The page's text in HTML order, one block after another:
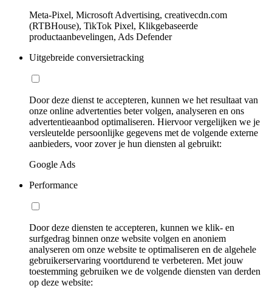
Meta-Pixel, Microsoft Advertising, creativecdn.com
(RTBHouse), TikTok Pixel, Klikgebaseerde
productaanbevelingen, Ads Defender
Uitgebreide conversietracking
Door deze dienst te accepteren, kunnen we het resultaat van
onze online advertenties beter volgen, analyseren en ons
advertentieaanbod optimaliseren. Hiervoor vergelijken we je
versleutelde persoonlijke gegevens met de volgende externe
aanbieders, voor zover je hun diensten al gebruikt:
Google Ads
Performance
Door deze diensten te accepteren, kunnen we klik- en
surfgedrag binnen onze website volgen en anoniem
analyseren om onze website te optimaliseren en de algehele
gebruikerservaring voortdurend te verbeteren. Met jouw
toestemming gebruiken we de volgende diensten van derden
op deze website: